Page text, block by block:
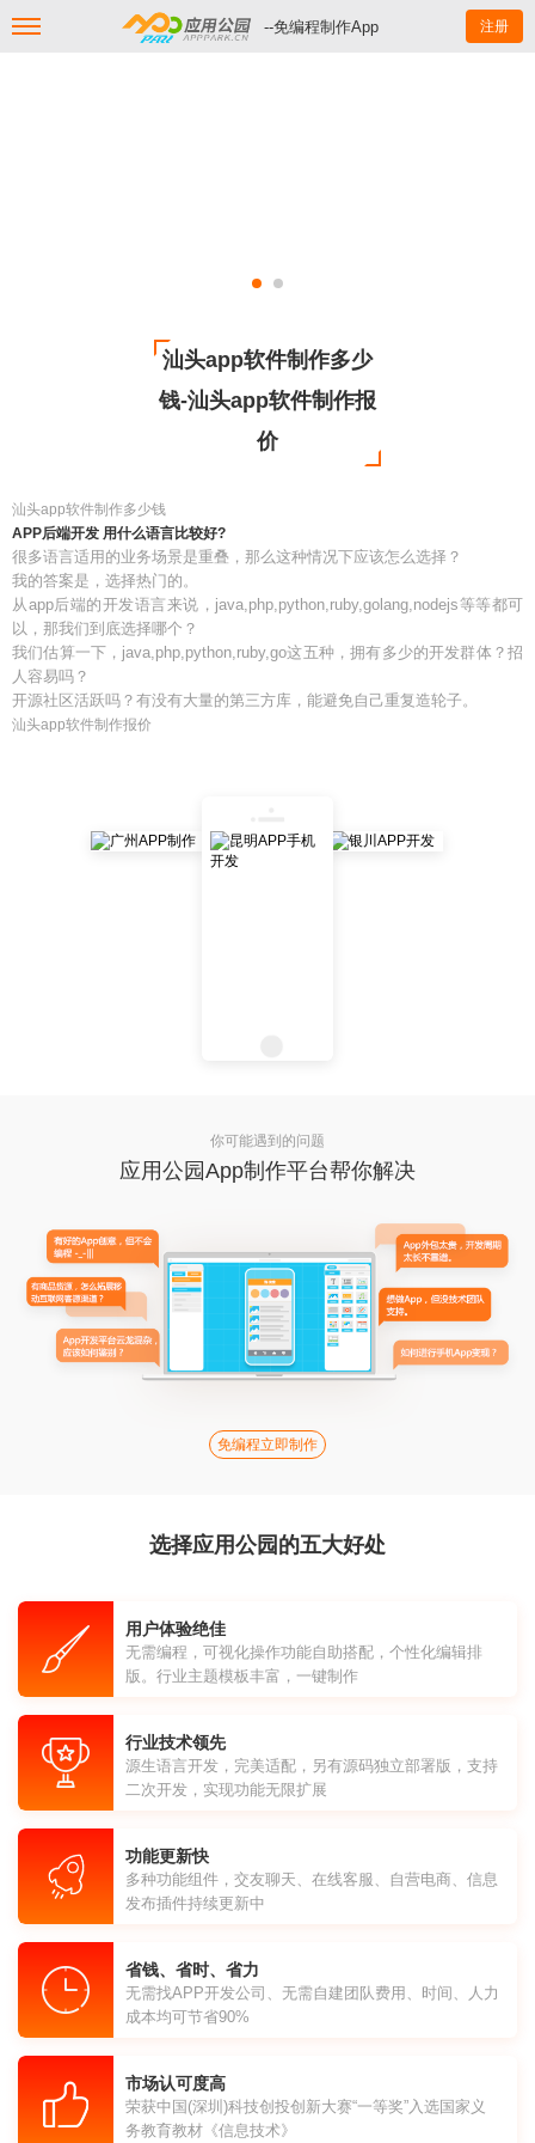
--免编程制作App 注册
汕头app软件制作多少
钱-汕头app软件制作报
价
汕头app软件制作多少钱
APP后端开发 用什么语言比较好?
很多语言适用的业务场景是重叠，那么这种情况下应该怎么选择？
我的答案是，选择热门的。
从app后端的开发语言来说，java,php,python,ruby,golang,nodejs等等都可
以，那我们到底选择哪个？
我们估算一下，java,php,python,ruby,go这五种，拥有多少的开发群体？招
人容易吗？
开源社区活跃吗？有没有大量的第三方库，能避免自己重复造轮子。
汕头app软件制作报价
你可能遇到的问题
应用公园App制作平台帮你解决
免编程立即制作
选择应用公园的五大好处
用户体验绝佳
无需编程，可视化操作功能自助搭配，个性化编辑排
版。行业主题模板丰富，一键制作
行业技术领先
源生语言开发，完美适配，另有源码独立部署版，支持
二次开发，实现功能无限扩展
功能更新快
多种功能组件，交友聊天、在线客服、自营电商、信息
发布插件持续更新中
省钱、省时、省力
无需找APP开发公司、无需自建团队费用、时间、人力
成本均可节省90%
市场认可度高
荣获中国(深圳)科技创投创新大赛“一等奖”入选国家义
务教育教材《信息技术》